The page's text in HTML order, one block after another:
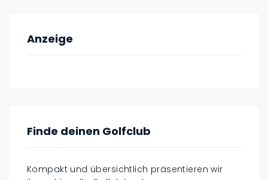
Anzeige
Finde deinen Golfclub
Kompakt und übersichtlich präsentieren wir